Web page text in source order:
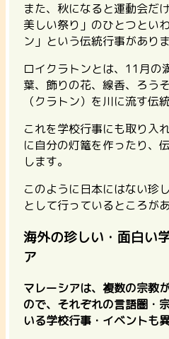
また、 秋になると運動会だ
美しい祭り」のひとつとい
ン」という伝統行事がありま
ロイクラトンとは、11月の
葉、飾りの花、線香、ろう
（クラトン）を川に流す伝
これを学校行事にも取り入
に自分の灯篭を作ったり、
します。
このように日本にはない珍
として行っているところがあ
海外の珍しい・面白い
ア
マレーシアは、複数の宗教
ので、それぞれの言語圏・
いる学校行事・イベントも